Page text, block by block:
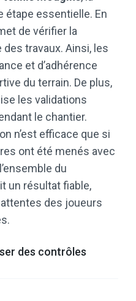
étape essentielle. En
de vérifier la
travaux. Ainsi, les
et d’adhérence
du terrain. De plus,
les validations
le chantier.
n’est efficace que si
ont été menés avec
du
un résultat fiable,
des joueurs
des contrôles